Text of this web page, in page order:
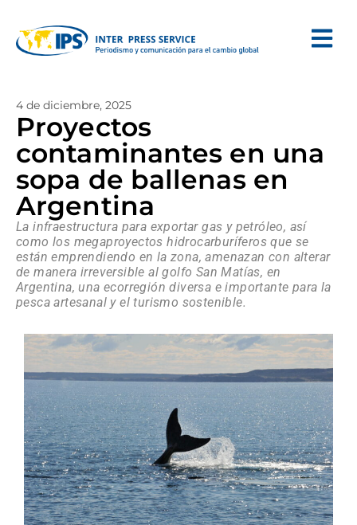
4 de diciembre, 2025
Proyectos
contaminantes en una
sopa de ballenas en
Argentina
La infraestructura para exportar gas y petróleo, así
como los megaproyectos hidrocarburíferos que se
están emprendiendo en la zona, amenazan con alterar
de manera irreversible al golfo San Matías, en
Argentina, una ecorregión diversa e importante para la
pesca artesanal y el turismo sostenible.